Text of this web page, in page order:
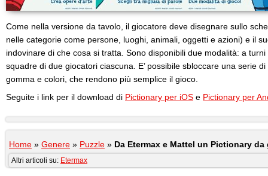
Come nella versione da tavolo, il giocatore deve disegnare sullo
nelle categorie come persone, luoghi, animali, oggetti e azioni) e il
indovinare di che cosa si tratta. Sono disponibili due modalità: a
squadre di due giocatori ciascuna. E’ possibile sbloccare una serie
gomma e colori, che rendono più semplice il gioco.
Seguite i link per il download di Pictionary per iOS e Pictionary per
Home » Genere » Puzzle » Da Etermax e Mattel un Pictionary
Altri articoli su: Etermax